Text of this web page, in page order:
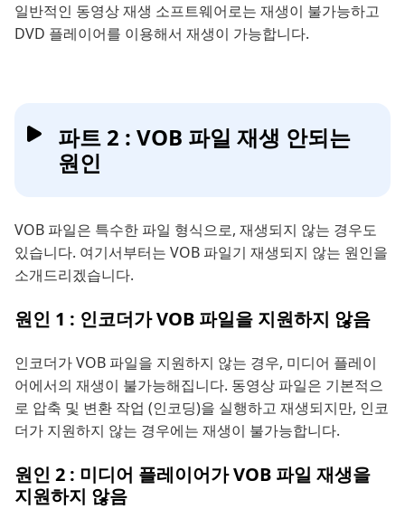
일반적인 동영상 재생 소프트웨어로는 재생이 불가능하고
DVD 플레이어를 이용해서 재생이 가능합니다.
파트 2 : VOB 파일 재생 안되는
원인
VOB 파일은 특수한 파일 형식으로, 재생되지 않는 경우도
있습니다. 여기서부터는 VOB 파일기 재생되지 않는 원인을
소개드리겠습니다.
원인 1 : 인코더가 VOB 파일을 지원하지 않음
인코더가 VOB 파일을 지원하지 않는 경우, 미디어 플레이
어에서의 재생이 불가능해집니다. 동영상 파일은 기본적으
로 압축 및 변환 작업 (인코딩)을 실행하고 재생되지만, 인코
더가 지원하지 않는 경우에는 재생이 불가능합니다.
원인 2 : 미디어 플레이어가 VOB 파일 재생을
지원하지 않음